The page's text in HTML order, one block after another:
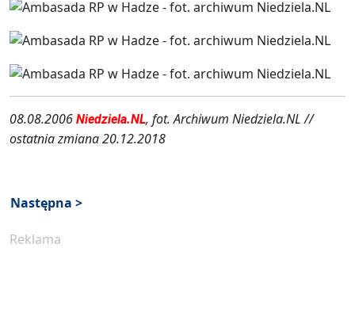
08.08.2006 Niedziela.NL, fot. Archiwum Niedziela.NL //
ostatnia zmiana 20.12.2018
Następna >
Reklama